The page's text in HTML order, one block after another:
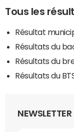
Tous les
Résultat
Résultats du
Résultats du
Résultats du